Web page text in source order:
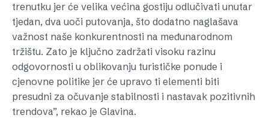
trenutku jer će velika većina gostiju odlučivati unutar
tjedan, dva uoči putovanja, što dodatno naglašava
važnost naše konkurentnosti na međunarodnom
tržištu. Zato je ključno zadržati visoku razinu
odgovornosti u oblikovanju turističke ponude i
cjenovne politike jer će upravo ti elementi biti
presudni za očuvanje stabilnosti i nastavak pozitivnih
trendova”, rekao je Glavina.